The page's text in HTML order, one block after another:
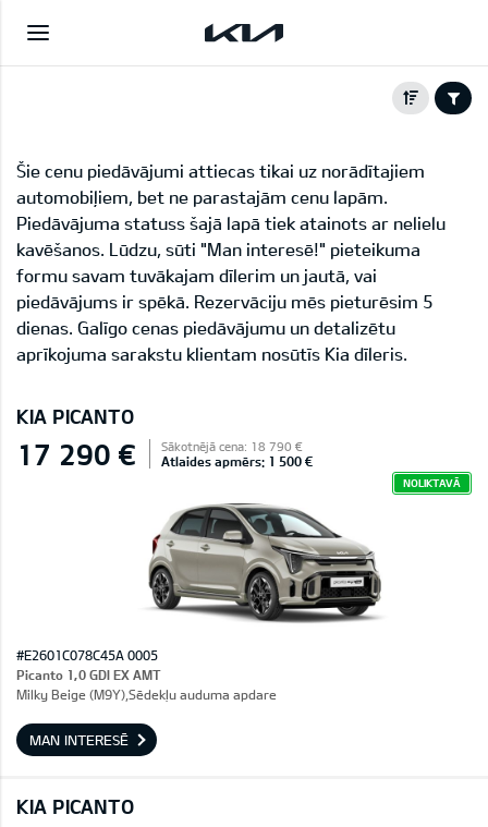
Šie cenu piedāvājumi attiecas tikai uz norādītajiem
automobiļiem, bet ne parastajām cenu lapām.
Piedāvājuma statuss šajā lapā tiek atainots ar nelielu
kavēšanos. Lūdzu, sūti "Man interesē!" pieteikuma
formu savam tuvākajam dīlerim un jautā, vai
piedāvājums ir spēkā. Rezervāciju mēs pieturēsim 5
dienas. Galīgo cenas piedāvājumu un detalizētu
aprīkojuma sarakstu klientam nosūtīs Kia dīleris.
KIA PICANTO
17 290 € Sākotnējā cena: 18 790 €
Atlaides apmērs: 1 500 €
NOLIKTAVĀ
#E2601C078C45A 0005
Picanto 1,0 GDI EX AMT
Milky Beige (M9Y),Sēdekļu auduma apdare
MAN INTERESĒ
KIA PICANTO